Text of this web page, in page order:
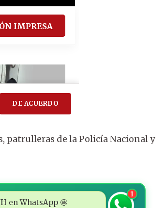
patrulleras de la Policía Nacional y
en WhatsApp 🤩
1